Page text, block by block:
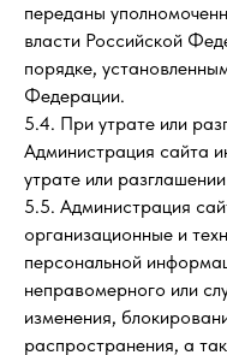
переданы
власти Российской
порядке,
Федерации.
5.4. При утрате или
Администрация сайта
утрате или
5.5. Администрация
организационные и
персональной
неправомерного или
изменения,
распространения, а